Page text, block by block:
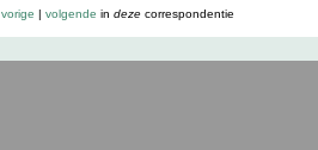
vorige | volgende in dezecorrespondentie